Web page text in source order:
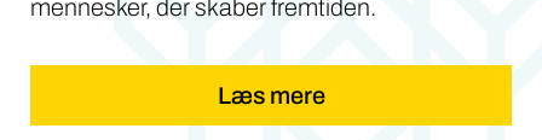
mennesker, der skaber fremtiden.
Læs mere